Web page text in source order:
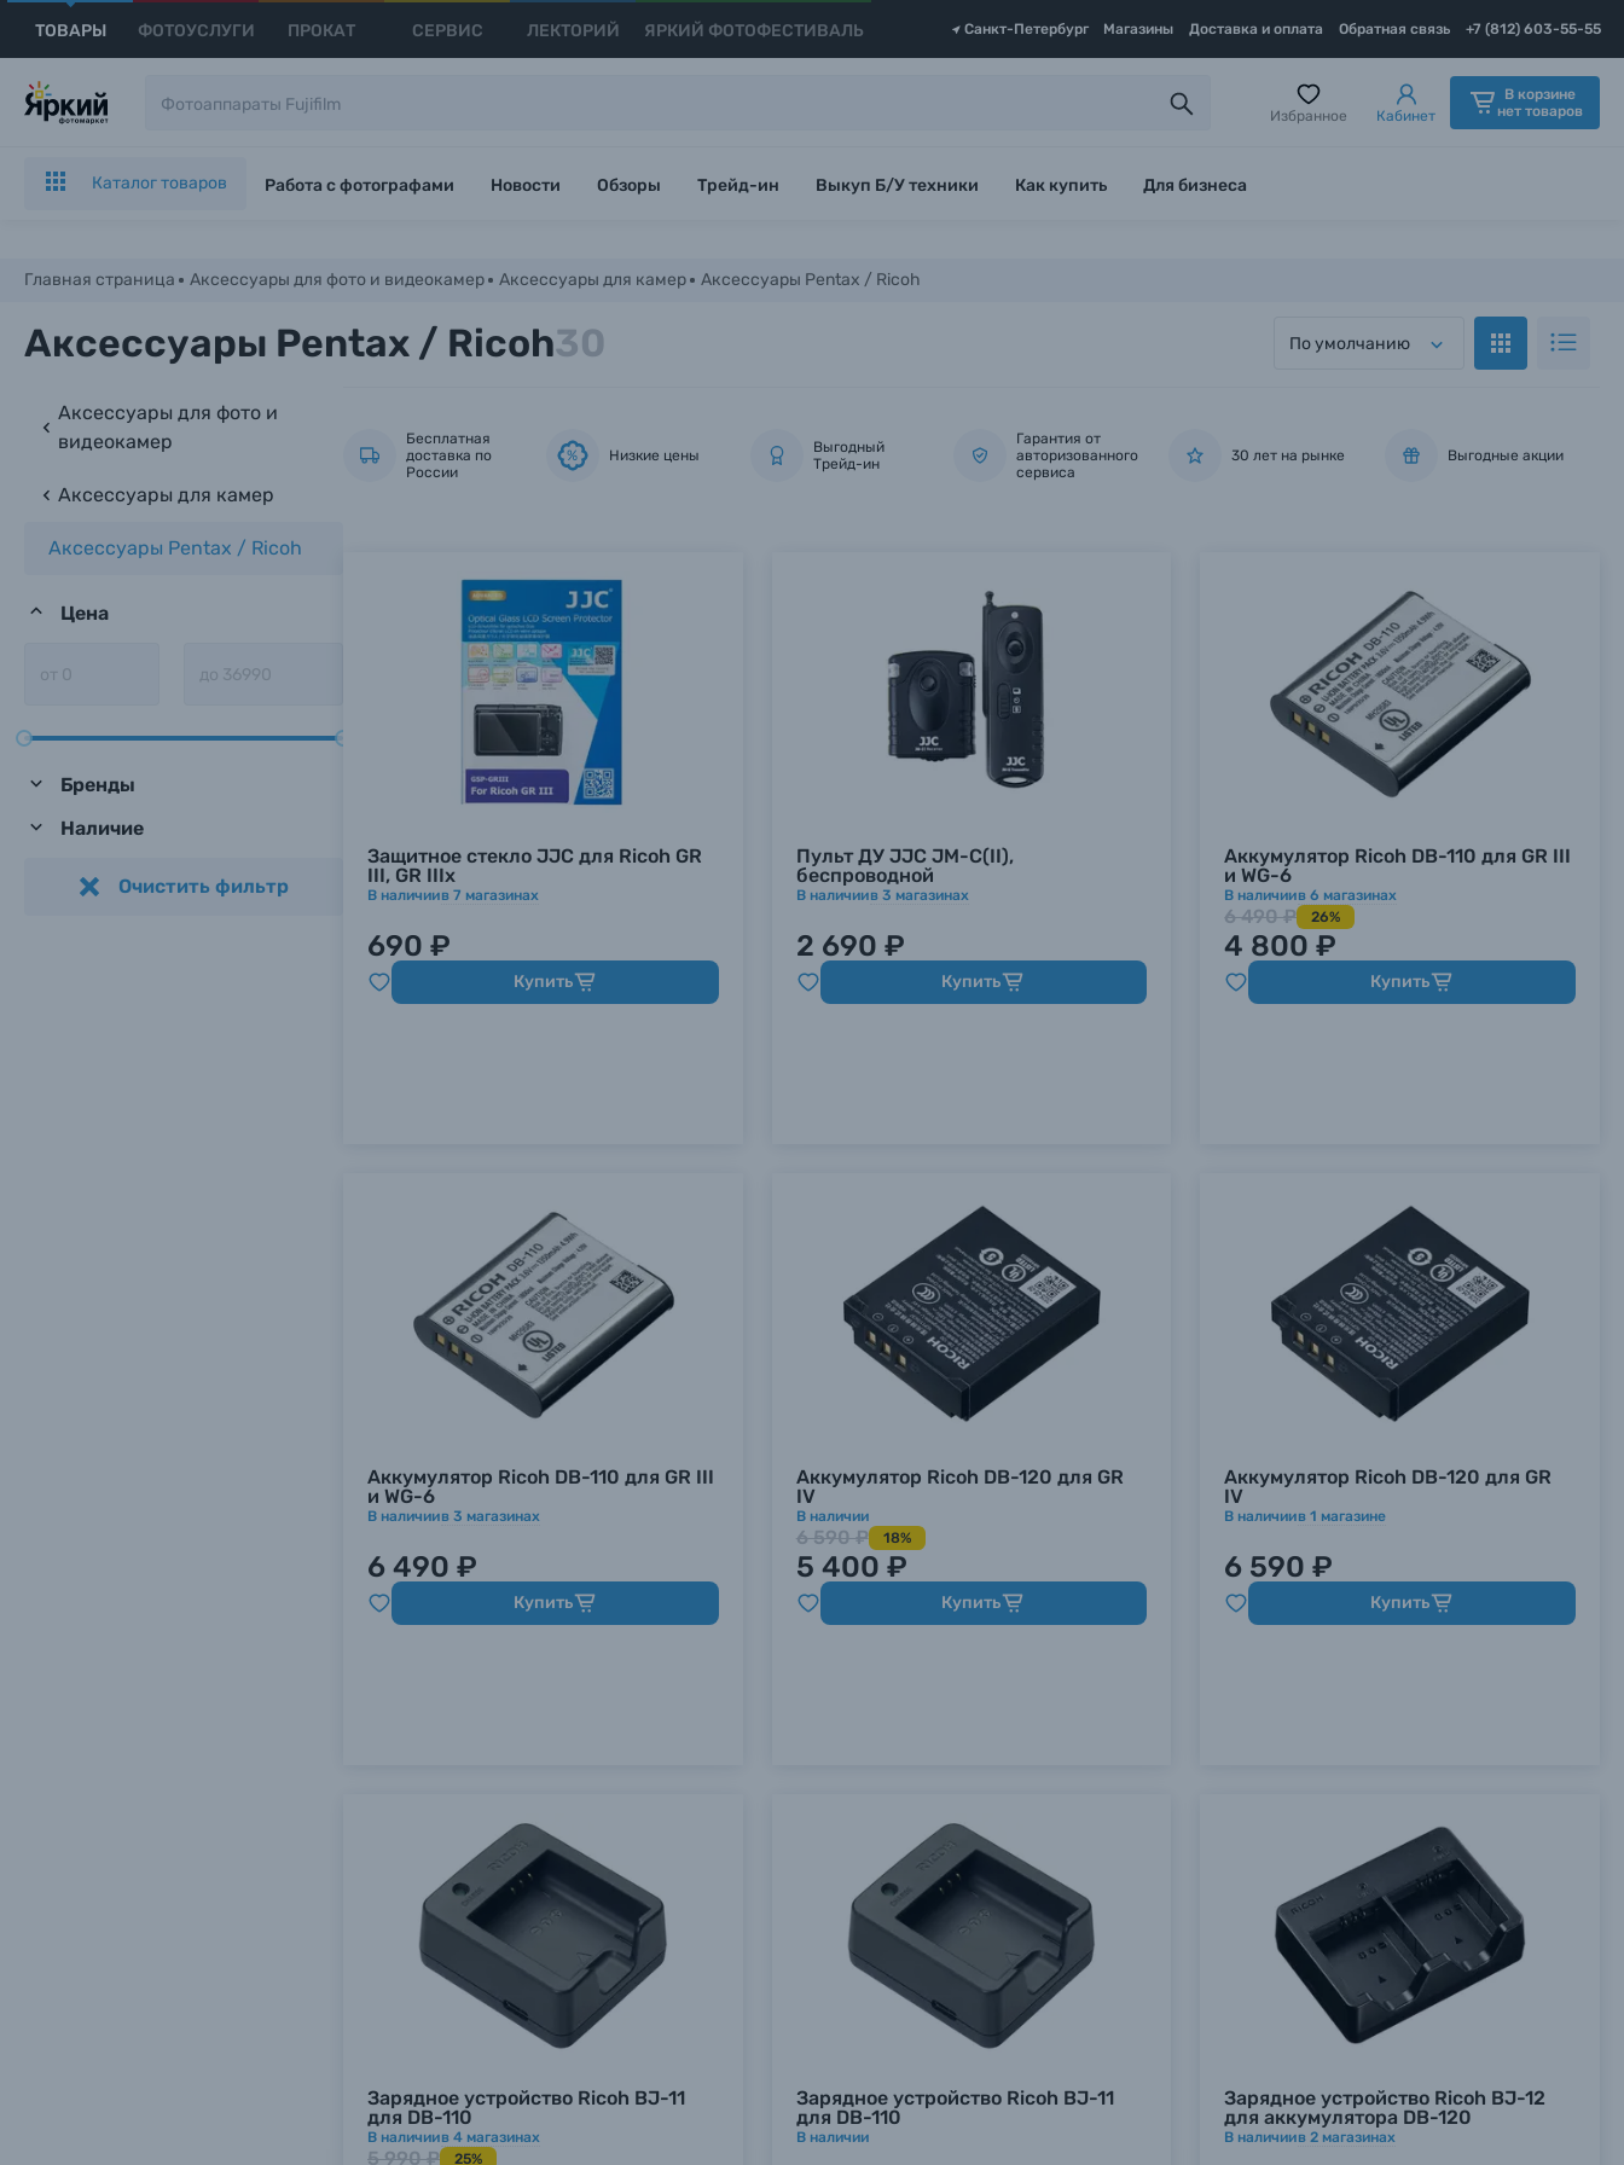
ТОВАРЫ ФОТОУСЛУГИ ПРОКАТ СЕРВИС ЛЕКТОРИЙ ЯРКИЙ ФОТОФЕСТИВАЛЬ Санкт-Петербург Магазины Доставка и оплата Обратная связь +7 (812) 603-55-55
Избранное Кабинет
В корзине
нет товаров
Каталог товаров Работа с фотографами Новости Обзоры Трейд-ин Выкуп Б/У техники Как купить Для бизнеса
Главная страница Аксессуары для фото и видеокамер Аксессуары для камер Аксессуары Pentax / Ricoh
Аксессуары Pentax / Ricoh30 По умолчанию
Аксессуары для фото и
видеокамер
Аксессуары для камер
Аксессуары Pentax / Ricoh
Цена
Бренды
Наличие
Очистить фильтр
Бесплатная
доставка по
России
% Низкие цены
Выгодный
Трейд-ин
Гарантия от
авторизованного
сервиса
30 лет на рынке Выгодные акции
Защитное стекло JJC для Ricoh GR
III, GR IIIx
В наличиив 7 магазинах
690 ₽
Купить
Пульт ДУ JJC JM-C(II),
беспроводной
В наличиив 3 магазинах
2 690 ₽
Купить
Аккумулятор Ricoh DB-110 для GR III
и WG-6
В наличиив6 магазинах
6 490 ₽ 26%
4 800 ₽
Купить
Аккумулятор Ricoh DB-110 для GR III
и WG-6
В наличиив 3 магазинах
6 490 ₽
Купить
Аккумулятор Ricoh DB-120 для GR
IV
В наличии
6 590 ₽ 18%
5 400 ₽
Купить
Аккумулятор Ricoh DB-120 для GR
IV
В наличиив1 магазине
6 590 ₽
Купить
Зарядное устройство Ricoh BJ-11
для DB-110
В наличиив 4 магазинах
5 990 ₽ 25%
Зарядное устройство Ricoh BJ-11
для DB-110
В наличии
Зарядное устройство Ricoh BJ-12
для аккумулятора DB-120
В наличиив2 магазинах